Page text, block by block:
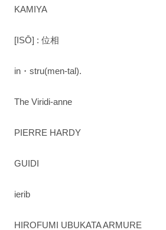
KAMIYA
[ISŌ] : 位相
in・stru(men-tal).
The Viridi-anne
PIERRE HARDY
GUIDI
ierib
HIROFUMI UBUKATA ARMURE